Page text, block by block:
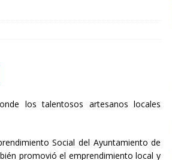
EXPLOTACIÓN DE GAS NATURAL NO
para proteger a mujeres de violencia
sino de acompañar a la Presidenta:
los talentosos artesanos locales
Social del Ayuntamiento de
promovió el emprendimiento local y